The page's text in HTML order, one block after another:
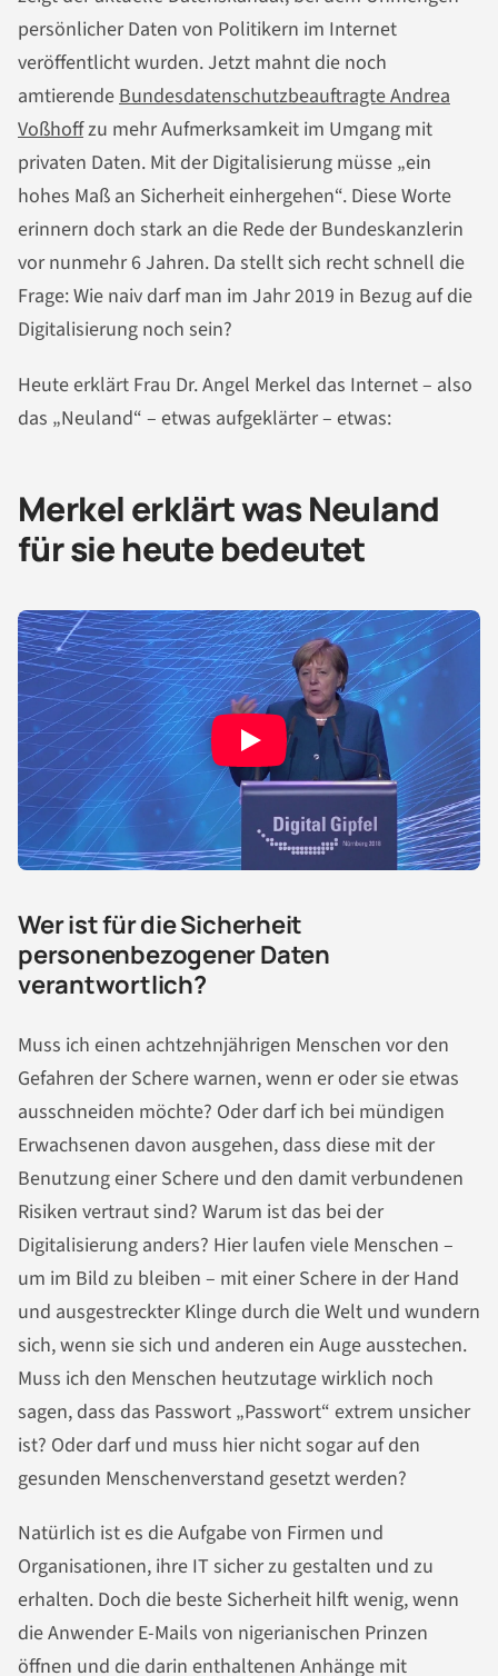
persönlicher Daten von Politikern im Internet
veröffentlicht wurden. Jetzt mahnt die noch
amtierendeBundesdatenschutzbeauftragte Andrea
Voßhoffzu mehr Aufmerksamkeit im Umgang mit
privaten Daten. Mit der Digitalisierung müsse „ein
hohes Maß an Sicherheit einhergehen“. Diese Worte
erinnern doch stark an die Rede der Bundeskanzlerin
vor nunmehr 6 Jahren. Da stellt sich recht schnell die
Frage: Wie naiv darf man im Jahr 2019 in Bezug auf die
Digitalisierung noch sein?
Heute erklärt Frau Dr. Angel Merkel das Internet – also
das „Neuland“ – etwas aufgeklärter – etwas:
Merkel erklärt was Neuland
für sie heute bedeutet
Wer ist für die Sicherheit
personenbezogener Daten
verantwortlich?
Muss ich einen achtzehnjährigen Menschen vor den
Gefahren der Schere warnen, wenn er oder sie etwas
ausschneiden möchte? Oder darf ich bei mündigen
Erwachsenen davon ausgehen, dass diese mit der
Benutzung einer Schere und den damit verbundenen
Risiken vertraut sind? Warum ist das bei der
Digitalisierung anders? Hier laufen viele Menschen –
um im Bild zu bleiben – mit einer Schere in der Hand
und ausgestreckter Klinge durch die Welt und wundern
sich, wenn sie sich und anderen ein Auge ausstechen.
Muss ich den Menschen heutzutage wirklich noch
sagen, dass das Passwort „Passwort“ extrem unsicher
ist? Oder darf und muss hier nicht sogar auf den
gesunden Menschenverstand gesetzt werden?
Natürlich ist es die Aufgabe von Firmen und
Organisationen, ihre IT sicher zu gestalten und zu
erhalten. Doch die beste Sicherheit hilft wenig, wenn
die Anwender E-Mails von nigerianischen Prinzen
öffnen und die darin enthaltenen Anhänge mit